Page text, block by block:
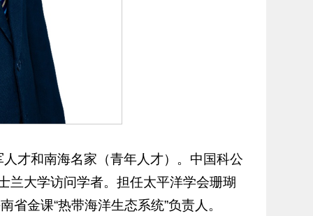
才和南海名家（青年人才）。中国科公
兰大学访问学者。担任太平洋学会珊瑚
金课“热带海洋生态系统”负责人。